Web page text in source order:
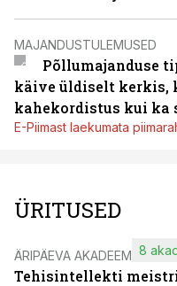
MAJANDUSTULEMUSED
Põllumajanduse
käive üldiselt kerkis,
kahekordistus kui ka
E-Piimast laekumata
ÜRITUSED
ÄRIPÄEVA AKADEEMIA
Tehisintellekti
8